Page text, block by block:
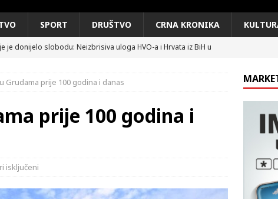
SPORT DRUŠTVO CRNA KRONIKA
RAT
pobjede: Večer u kojoj Knin, iseljena i domovinska Hrvatska dišu
DOMOVINSKI RAT
Vozači satima čekaju, dok se drugi ubacuju sa strane
VIJESTI
prije 100 godina i
isključeni